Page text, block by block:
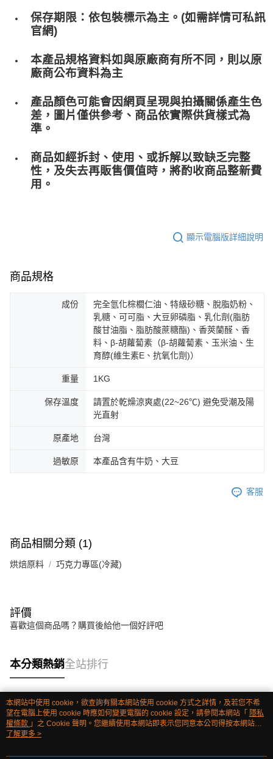
保存期限：依包裝標示為主。(如需詳情可私訊
官網)
本產品規格資料如與原廠商有所不同，則以原
廠商公布資料為主
產品顏色可能會因網頁呈現與拍攝關係產生色
差，圖片僅供參考、商品依實際供貨樣式為
準。
商品如經拆封、使用、或拆解以致缺乏完整
性，及失去再販售價值時，將酌收商品整﻿新費
用。
顯示電腦版詳細說明
商品規格
成份
完全氫化棕櫚仁油、特級砂糖、脫脂奶粉、
乳糖、可可脂、大豆卵磷脂、乳化劑(脂肪
酸甘油脂、脂肪酸蔗糖酯)、香莢蘭醛、香
料、β-胡蘿蔔素（β-胡蘿蔔素、玉米油、生
育醇(維生素E、抗氧化劑)）
重量 1KG
保存溫度
請置於乾燥涼爽處(22~26℃) 避免受潮及陽
光直射
原產地 台灣
過敏原 本產品含有牛奶、大豆
客服
商品相關分類 (1)
烘焙原料 巧克力專區(冷藏)
評價
喜歡這個商品嗎？購買後給他一個好評吧
本分類熱銷全站排行
熱門標籤
本網站中使用 cookie，欲查詢有關本網站使用 cookie 方式之詳情，及若您不希
望在電腦上使用 cookie 時應如何變更電腦的 cookie 設定，請參閱本網站「 隱私
權條款 」之 Cookie 聲明。您繼續使用本網站即表示您同意本公司得按本網站使
用條款之 Cookie 聲明使用 cookie。
了解更多 >